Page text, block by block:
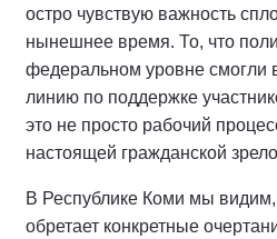
остро чувствую важность
нынешнее время. То, что
федеральном уровне смогли
линию по поддержке
это не просто рабочий
настоящей гражданской
В Республике Коми мы
обретает конкретные